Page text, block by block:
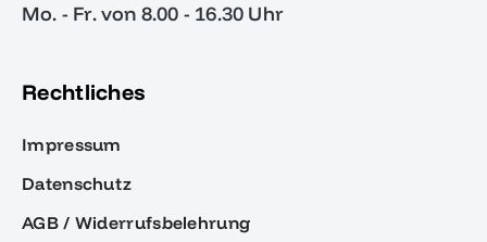
Mo. - Fr. von 8.00 - 16.30 Uhr
Rechtliches
Impressum
Datenschutz
AGB / Widerrufsbelehrung